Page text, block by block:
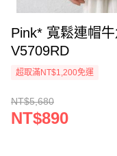
Pink* 寬鬆連帽
V5709RD
超取滿NT$1,200免運
NT$5,680
NT$890